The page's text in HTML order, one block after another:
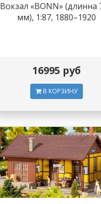
Вокзал «BONN» (длинна
мм), 1:87, 1880–1920
16995 руб
В КОРЗИНУ